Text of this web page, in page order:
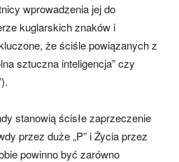
wprowadzenia jej do
kuglarskich znaków i
że ściśle powiązanych z
sztuczna inteligencja” czy
stanowią ścisłe zaprzeczenie
przez duże „P” i Życia przez
powinno być zarówno